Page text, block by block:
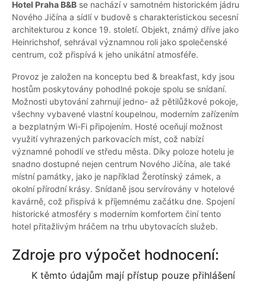
Hotel Praha B&B se nachází v samotném historickém jádru
Nového Jičína a sídlí v budově s charakteristickou secesní
architekturou z konce 19. století. Objekt, známý dříve jako
Heinrichshof, sehrával významnou roli jako společenské
centrum, což přispívá k jeho unikátní atmosféře.
Provoz je založen na konceptu bed & breakfast, kdy jsou
hostům poskytovány pohodlné pokoje spolu se snídaní.
Možnosti ubytování zahrnují jedno- až pětilůžkové pokoje,
všechny vybavené vlastní koupelnou, moderním zařízením
a bezplatným Wi-Fi připojením. Hosté oceňují možnost
využití vyhrazených parkovacích míst, což nabízí
významné pohodlí ve středu města. Díky poloze hotelu je
snadno dostupné nejen centrum Nového Jičína, ale také
místní památky, jako je například Žerotínský zámek, a
okolní přírodní krásy. Snídaně jsou servírovány v hotelové
kavárně, což přispívá k příjemnému začátku dne. Spojení
historické atmosféry s moderním komfortem činí tento
hotel přitažlivým hráčem na trhu ubytovacích služeb.
Zdroje pro výpočet hodnocení:
K těmto údajům mají přístup pouze přihlášení